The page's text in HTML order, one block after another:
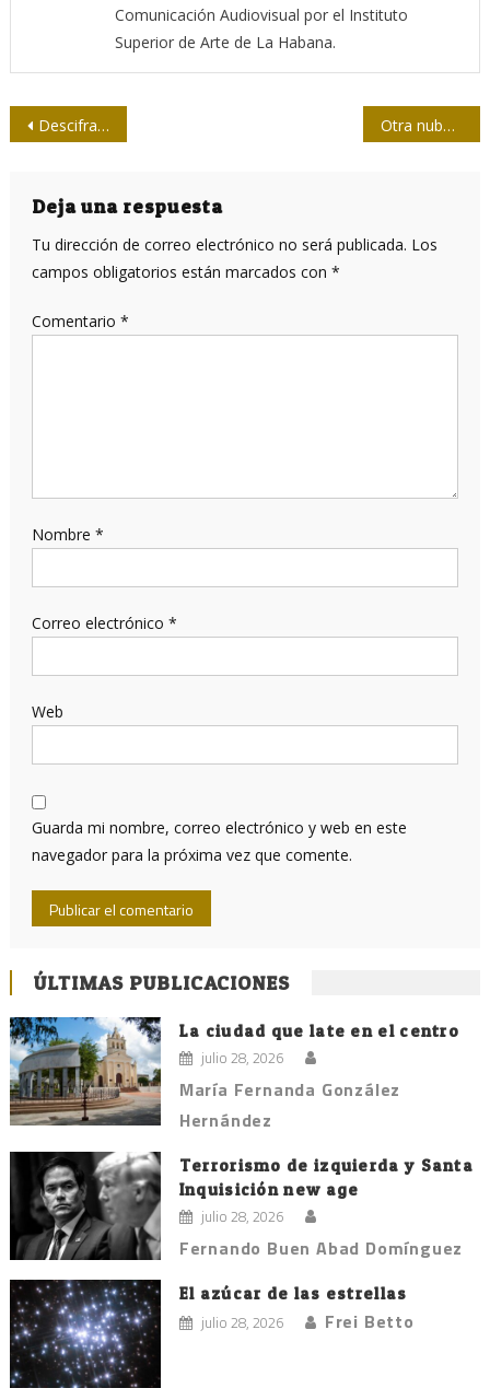
Comunicación Audiovisual por el Instituto
Superior de Arte de La Habana.
Navegación
entradas
Descifrando a la documentalista cubana Gloria Rolando Otra nube que se va: Canon cerrará su servicio de fotos Irista
Deja una respuesta
Tu dirección de correo electrónico no será publicada. Los
campos obligatorios están marcados con *
Comentario *
Nombre *
Correo electrónico *
Web
Guarda mi nombre, correo electrónico y web en este
navegador para la próxima vez que comente.
ÚLTIMAS PUBLICACIONES
La ciudad que late en el centro
julio 28, 2026
María Fernanda González
Hernández
Terrorismo de izquierda y Santa
Inquisición new age
julio 28, 2026
Fernando Buen Abad Domínguez
El azúcar de las estrellas
julio 28, 2026 Frei Betto